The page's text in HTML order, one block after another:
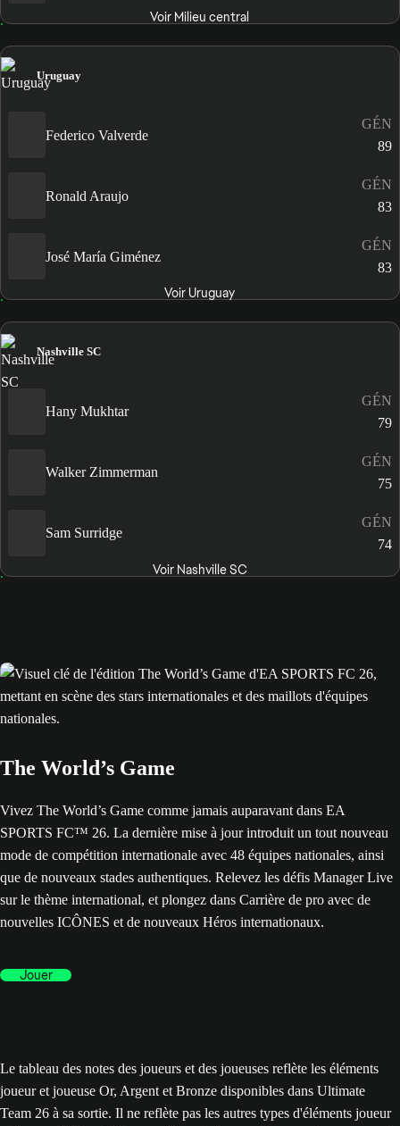
Voir Milieu central
Uruguay
Federico Valverde
GÉN
89
Ronald Araujo
GÉN
83
José María Giménez
GÉN
83
Voir Uruguay
Nashville SC
Hany Mukhtar
GÉN
79
Walker Zimmerman
GÉN
75
Sam Surridge
GÉN
74
Voir Nashville SC
The World’s Game
Vivez The World’s Game comme jamais auparavant dans EA
SPORTS FC™ 26. La dernière mise à jour introduit un tout nouveau
mode de compétition internationale avec 48 équipes nationales, ainsi
que de nouveaux stades authentiques. Relevez les défis Manager Live
sur le thème international, et plongez dans Carrière de pro avec de
nouvelles ICÔNES et de nouveaux Héros internationaux.
Jouer
Le tableau des notes des joueurs et des joueuses reflète les éléments
joueur et joueuse Or, Argent et Bronze disponibles dans Ultimate
Team 26 à sa sortie. Il ne reflète pas les autres types d'éléments joueur